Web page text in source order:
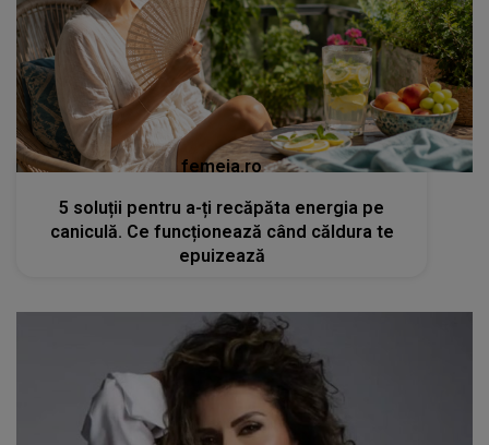
femeia.ro
5 soluții pentru a-ți recăpăta energia pe
caniculă. Ce funcționează când căldura te
epuizează